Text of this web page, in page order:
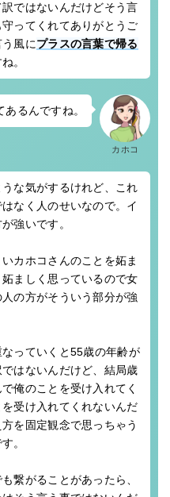
ではないんだけどそう言
ってくれてありがとうご
風にプラスの言葉で帰る
。
カホコ
るんですね。
な気がするけれど、これ
なく人のせいなので。イ
強いです。
カホコさんのことを妬ま
ましく思っているので女
の方がそういう部分が強
っていくと55歳の年齢が
はないんだけど、結局歳
俺のことを受け入れてく
受け入れてくれないんだ
を固定観念で思っちゃう
。
繋がることがあったら、